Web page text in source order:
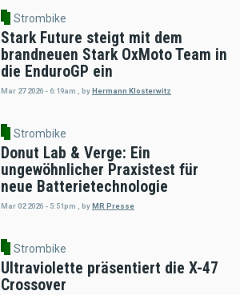
Strombike
Stark Future steigt mit dem
brandneuen Stark OxMoto Team in
die EnduroGP ein
Mar 27 2026 - 6:19am , byHermann Klosterwitz
Strombike
Donut Lab & Verge: Ein
ungewöhnlicher Praxistest für
neue Batterietechnologie
Mar 02 2026 - 5:51pm byMR Presse
Strombike
Ultraviolette präsentiert die X-47
Crossover